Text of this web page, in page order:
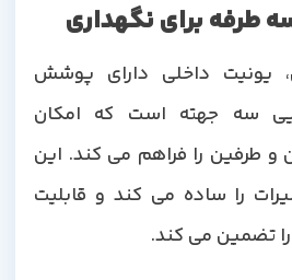
برای نگهداری
داخلی دارای پوشش
سه جهته است که امکان
طرفین را فراهم می کند. این
را ساده می کند و قابلیت
می کند.